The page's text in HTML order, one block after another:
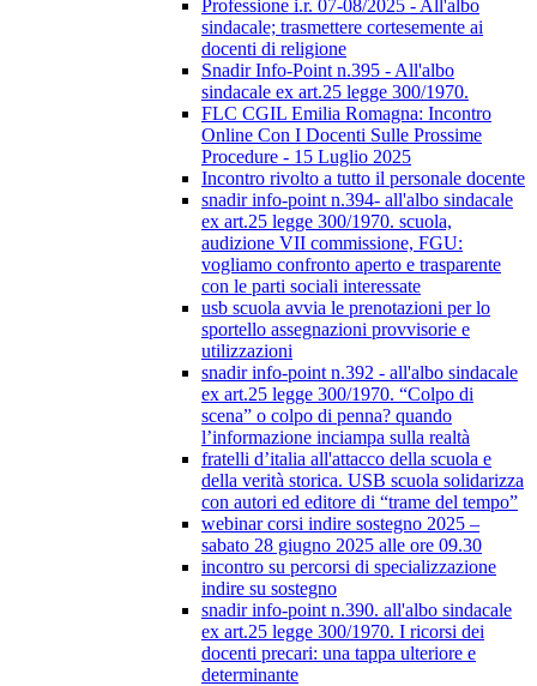
Professione i.r. 07-08/2025 - All'albo
sindacale; trasmettere cortesemente ai
docenti di religione
Snadir Info-Point n.395 - All'albo
sindacale ex art.25 legge 300/1970.
FLC CGIL Emilia Romagna: Incontro
Online Con I Docenti Sulle Prossime
Procedure - 15 Luglio 2025
Incontro rivolto a tutto il personale docente
snadir info-point n.394- all'albo sindacale
ex art.25 legge 300/1970. scuola,
audizione VII commissione, FGU:
vogliamo confronto aperto e trasparente
con le parti sociali interessate
usb scuola avvia le prenotazioni per lo
sportello assegnazioni provvisorie e
utilizzazioni
snadir info-point n.392 - all'albo sindacale
ex art.25 legge 300/1970. “Colpo di
scena” o colpo di penna? quando
l’informazione inciampa sulla realtà
fratelli d’italia all'attacco della scuola e
della verità storica. USB scuola solidarizza
con autori ed editore di “trame del tempo”
webinar corsi indire sostegno 2025 –
sabato 28 giugno 2025 alle ore 09.30
incontro su percorsi di specializzazione
indire su sostegno
snadir info-point n.390. all'albo sindacale
ex art.25 legge 300/1970. I ricorsi dei
docenti precari: una tappa ulteriore e
determinante